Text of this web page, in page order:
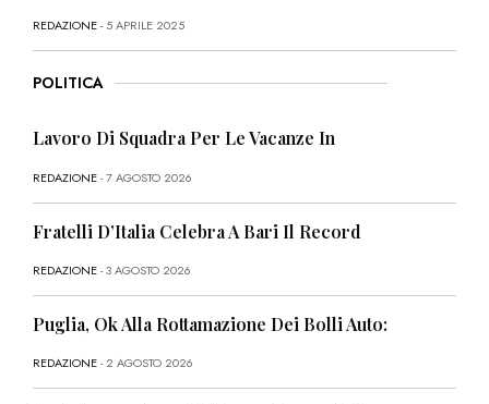
REDAZIONE- 5 APRILE 2025
POLITICA
Lavoro Di Squadra Per Le Vacanze In
REDAZIONE- 7 AGOSTO 2026
Fratelli D’Italia Celebra A Bari Il Record
REDAZIONE- 3 AGOSTO 2026
Puglia, Ok Alla Rottamazione Dei Bolli Auto:
REDAZIONE- 2 AGOSTO 2026